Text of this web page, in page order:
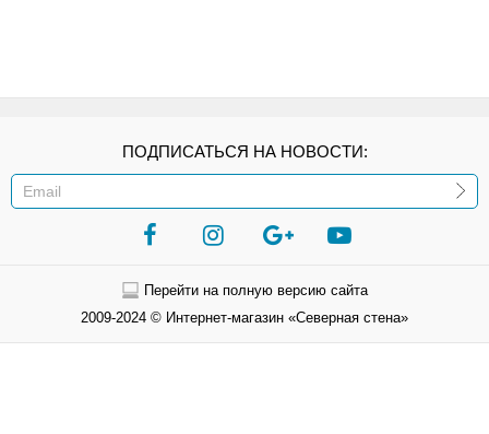
ПОДПИСАТЬСЯ НА НОВОСТИ:
Перейти на полную версию сайта
2009-2024 © Интернет-магазин «Северная стена»